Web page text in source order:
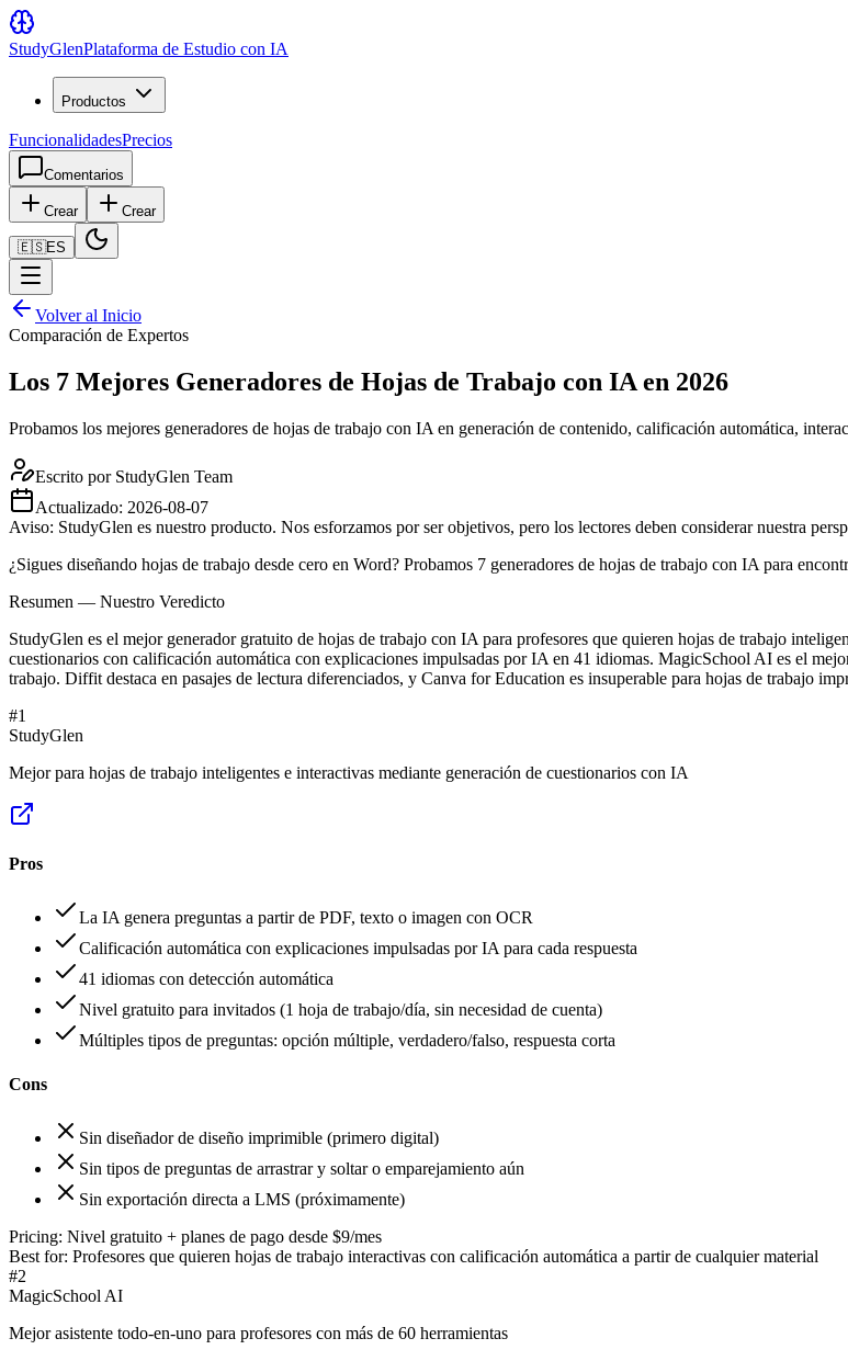
StudyGlenPlataforma de Estudio con IA
Productos
FuncionalidadesPrecios
Comentarios
Crear Crear
🇪🇸ES
Volver al Inicio
Comparación de Expertos
Los 7 Mejores Generadores de Hojas de Trabajo con IA en 2026
Probamos los mejores generadores de hojas de trabajo con IA en generación de contenido, calificación automática,
Escrito por StudyGlen Team
Actualizado: 2026-08-07
Aviso: StudyGlen es nuestro producto. Nos esforzamos por ser objetivos, pero los lectores deben considerar nuestra
¿Sigues diseñando hojas de trabajo desde cero en Word? Probamos 7 generadores de hojas de trabajo con IA para
Resumen — Nuestro Veredicto
StudyGlen es el mejor generador gratuito de hojas de trabajo con IA para profesores que quieren hojas de trabajo
cuestionarios con calificación automática con explicaciones impulsadas por IA en 41 idiomas. MagicSchool AI es el
trabajo. Diffit destaca en pasajes de lectura diferenciados, y Canva for Education es insuperable para hojas de trabajo
#1
StudyGlen
Mejor para hojas de trabajo inteligentes e interactivas mediante generación de cuestionarios con IA
Pros
La IA genera preguntas a partir de PDF, texto o imagen con OCR
Calificación automática con explicaciones impulsadas por IA para cada respuesta
41 idiomas con detección automática
Nivel gratuito para invitados (1 hoja de trabajo/día, sin necesidad de cuenta)
Múltiples tipos de preguntas: opción múltiple, verdadero/falso, respuesta corta
Cons
Sin diseñador de diseño imprimible (primero digital)
Sin tipos de preguntas de arrastrar y soltar o emparejamiento aún
Sin exportación directa a LMS (próximamente)
Pricing: Nivel gratuito + planes de pago desde $9/mes
Best for: Profesores que quieren hojas de trabajo interactivas con calificación automática a partir de cualquier material
#2
MagicSchool AI
Mejor asistente todo-en-uno para profesores con más de 60 herramientas